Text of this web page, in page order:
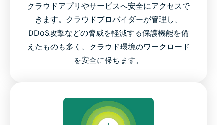
クラウドアプリやサービスへ安全にアクセスで
きます。クラウドプロバイダーが管理し、
DDoS攻撃などの脅威を軽減する保護機能を備
えたものも多く、クラウド環境のワークロード
を安全に保ちます。